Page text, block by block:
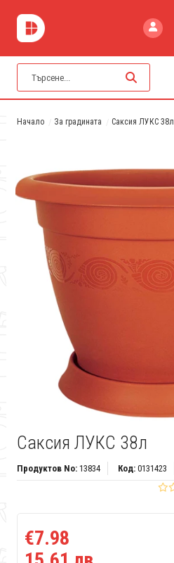
Начало За градината Саксия ЛУКС 38л
Саксия ЛУКС 38л
Продуктов No:13834 Код:0131423
€7.98